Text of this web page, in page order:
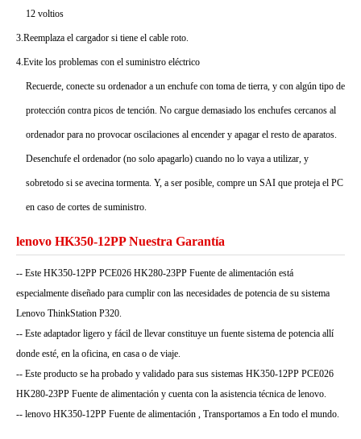
12 voltios
3.Reemplaza el cargador si tiene el cable roto.
4.Evite los problemas con el suministro eléctrico
Recuerde, conecte su ordenador a un enchufe con toma de tierra, y con algún tipo de
protección contra picos de tención. No cargue demasiado los enchufes cercanos al
ordenador para no provocar oscilaciones al encender y apagar el resto de aparatos.
Desenchufe el ordenador (no solo apagarlo) cuando no lo vaya a utilizar, y
sobretodo si se avecina tormenta. Y, a ser posible, compre un SAI que proteja el PC
en caso de cortes de suministro.
lenovo HK350-12PP Nuestra Garantía
-- Este HK350-12PP PCE026 HK280-23PP Fuente de alimentación está
especialmente diseñado para cumplir con las necesidades de potencia de su sistema
Lenovo ThinkStation P320.
-- Este adaptador ligero y fácil de llevar constituye un fuente sistema de potencia allí
donde esté, en la oficina, en casa o de viaje.
-- Este producto se ha probado y validado para sus sistemas HK350-12PP PCE026
HK280-23PP Fuente de alimentación y cuenta con la asistencia técnica de lenovo.
-- lenovo HK350-12PP Fuente de alimentación , Transportamos a En todo el mundo.